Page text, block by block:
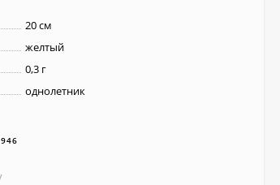
20 см
желтый
0,3 г
однолетник